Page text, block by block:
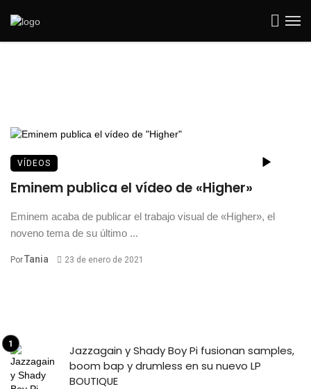
VÍDEOS
Eminem publica el vídeo de «Higher»
Eminem acaba de publicar el trabajo visual de «Higher», el
noveno tema de su último ...
PorTania 23 de enero de 2021
Jazzagain y Shady Boy Pi fusionan samples,
boom bap y drumless en su nuevo LP
BOUTIQUE